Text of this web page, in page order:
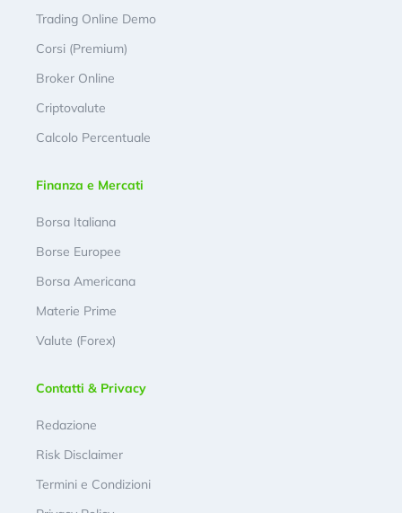
Trading Online Demo
Corsi (Premium)
Broker Online
Criptovalute
Calcolo Percentuale
Finanza e Mercati
Borsa Italiana
Borse Europee
Borsa Americana
Materie Prime
Valute (Forex)
Contatti & Privacy
Redazione
Risk Disclaimer
Termini e Condizioni